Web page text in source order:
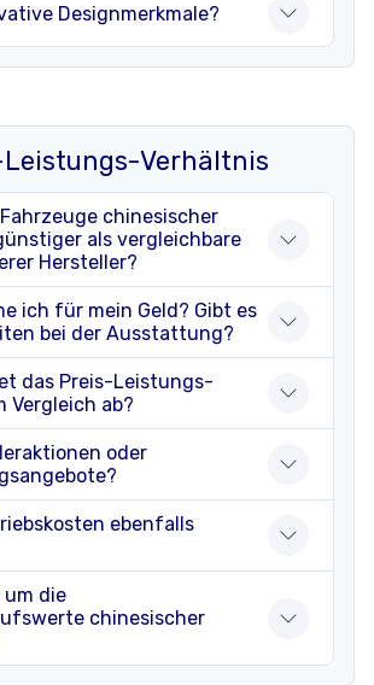
Designmerkmale?
Verhältnis
chinesischer
als vergleichbare
Hersteller?
ich für mein Geld? Gibt es
bei der Ausstattung?
das Preis-Leistungs-
Vergleich ab?
oder
ebenfalls
um die
chinesischer